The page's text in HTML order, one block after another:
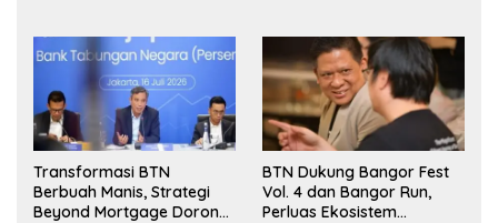
Transformasi BTN
Berbuah Manis, Strategi
Beyond Mortgage Dorong
BTN Dukung Bangor Fest
Vol. 4 dan Bangor Run,
Perluas Ekosistem